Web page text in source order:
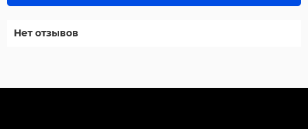
Нет отзывов